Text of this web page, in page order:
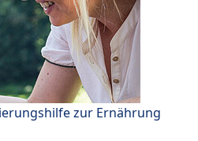
zur Ernährung